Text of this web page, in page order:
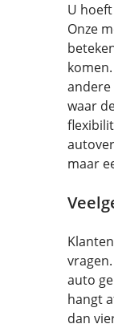
U
Onze
andere
waar
maar
auto
hangt
dan